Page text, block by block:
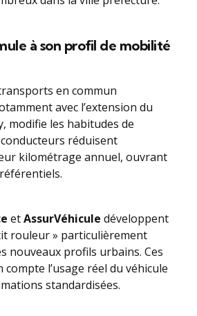
à son profil de mobilité
en commun
avec l’extension du
modifie les habitudes de
réduisent
kilométrage annuel, ouvrant
etAssurVéhicule développent
rouleur » particulièrement
nouveaux profils urbains. Ces
l’usage réel du véhicule
standardisées.